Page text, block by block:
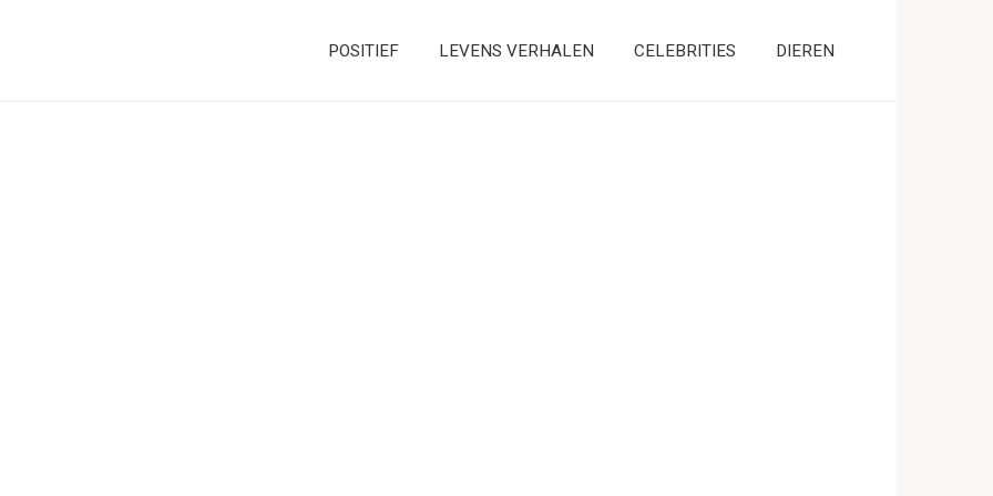
POSITIEF LEVENS VERHALEN CELEBRITIES DIEREN